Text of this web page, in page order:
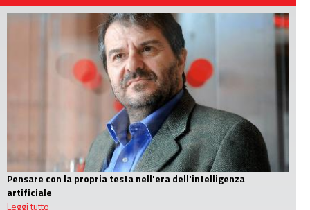
Pensare con la propria testa nell'era dell'intelligenza
artificiale
Leggi tutto